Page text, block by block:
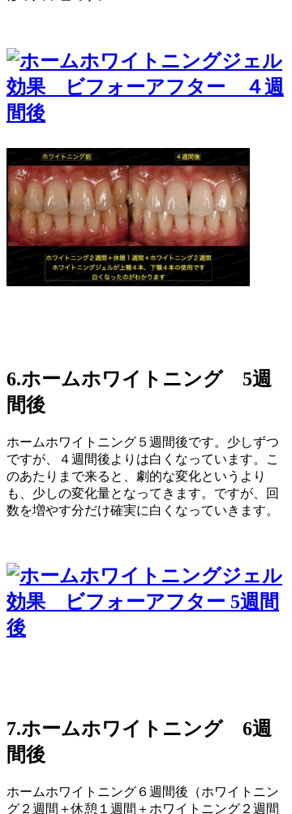
6.ホームホワイトニング 5週
間後
ホームホワイトニング５週間後です。少しずつ
ですが、４週間後よりは白くなっています。こ
のあたりまで来ると、劇的な変化というより
も、少しの変化量となってきます。ですが、回
数を増やす分だけ確実に白くなっていきます。
7.ホームホワイトニング 6週
間後
ホームホワイトニング６週間後（ホワイトニン
グ２週間＋休憩１週間＋ホワイトニング２週間